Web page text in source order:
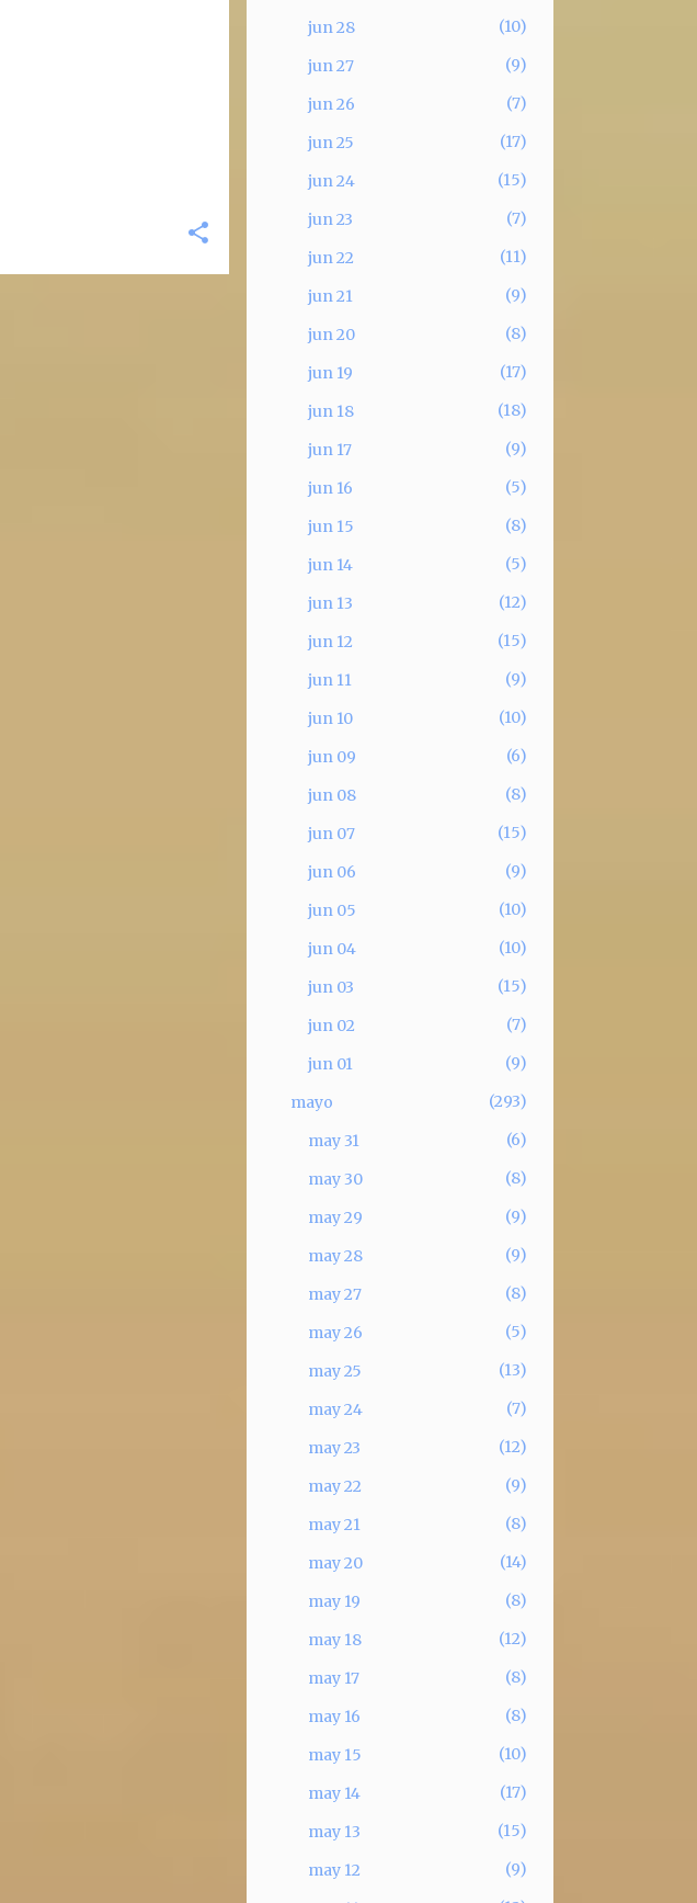
jun 28
10
jun 27
9
jun 26
7
jun 25
17
jun 24
15
jun 23
7
jun 22
11
jun 21
9
jun 20
8
jun 19
17
jun 18
18
jun 17
9
jun 16
5
jun 15
8
jun 14
5
jun 13
12
jun 12
15
jun 11
9
jun 10
10
jun 09
6
jun 08
8
jun 07
15
jun 06
9
jun 05
10
jun 04
10
jun 03
15
jun 02
7
jun 01
9
mayo
293
may 31
6
may 30
8
may 29
9
may 28
9
may 27
8
may 26
5
may 25
13
may 24
7
may 23
12
may 22
9
may 21
8
may 20
14
may 19
8
may 18
12
may 17
8
may 16
8
may 15
10
may 14
17
may 13
15
may 12
9